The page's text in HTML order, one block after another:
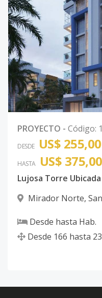
PROYECTO - Código:
DESDE US$
HASTA US$
Lujosa Torre
Mirador Norte,
Desde hasta Hab.
Desde 166 hasta